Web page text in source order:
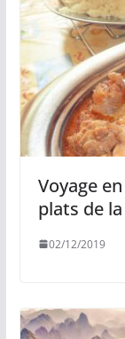
Voyage
plats de
02/12/2019